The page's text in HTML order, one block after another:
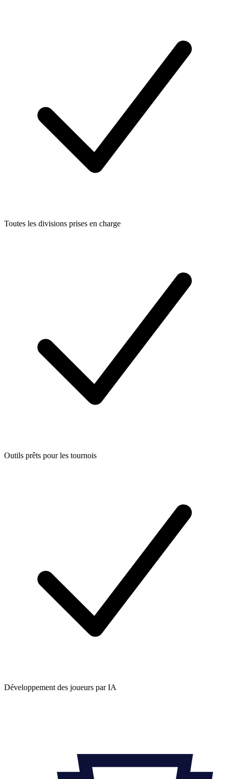
Toutes les divisions prises en charge
Outils prêts pour les tournois
Développement des joueurs par IA